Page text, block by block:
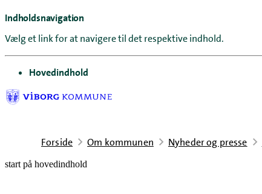
Indholdsnavigation
Vælg et link for at navigere til det respektive indhold.
gå til
Hovedindhold
Forside Om kommunen Nyheder og presse
start på hovedindhold